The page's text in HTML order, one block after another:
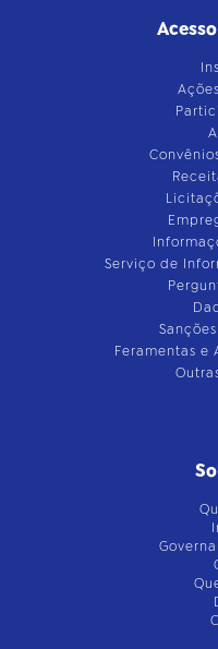
Serviço de
Feramentas e